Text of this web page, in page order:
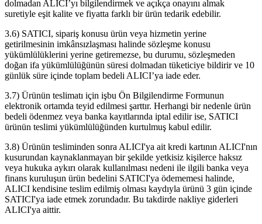
dolmadan ALICI’yı bilgilendirmek ve açıkça onayını almak
suretiyle eşit kalite ve fiyatta farklı bir ürün tedarik edebilir.
3.6) SATICI, sipariş konusu ürün veya hizmetin yerine
getirilmesinin imkânsızlaşması halinde sözleşme konusu
yükümlülüklerini yerine getiremezse, bu durumu, sözleşmeden
doğan ifa yükümlülüğünün süresi dolmadan tüketiciye bildirir ve 10
günlük süre içinde toplam bedeli ALICI’ya iade eder.
3.7) Ürünün teslimatı için işbu Ön Bilgilendirme Formunun
elektronik ortamda teyid edilmesi şarttır. Herhangi bir nedenle ürün
bedeli ödenmez veya banka kayıtlarında iptal edilir ise, SATICI
ürünün teslimi yükümlülüğünden kurtulmuş kabul edilir.
3.8) Ürünün tesliminden sonra ALICI'ya ait kredi kartının ALICI'nın
kusurundan kaynaklanmayan bir şekilde yetkisiz kişilerce haksız
veya hukuka aykırı olarak kullanılması nedeni ile ilgili banka veya
finans kuruluşun ürün bedelini SATICI'ya ödememesi halinde,
ALICI kendisine teslim edilmiş olması kaydıyla ürünü 3 gün içinde
SATICI'ya iade etmek zorundadır. Bu takdirde nakliye giderleri
ALICI'ya aittir.